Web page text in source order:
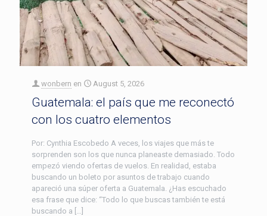
wonbern en August 5, 2026
Guatemala: el país que me reconectó
con los cuatro elementos
Por: Cynthia Escobedo A veces, los viajes que más te
sorprenden son los que nunca planeaste demasiado. Todo
empezó viendo ofertas de vuelos. En realidad, estaba
buscando un boleto por asuntos de trabajo cuando
apareció una súper oferta a Guatemala. ¿Has escuchado
esa frase que dice: “Todo lo que buscas también te está
buscando a […]